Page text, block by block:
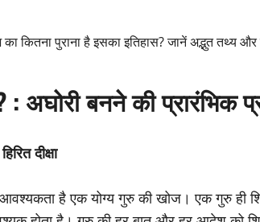
पुराना है इसका इतिहास? जानें अद्भुत तथ्य और
: अघोरी बनने की प्रारंभिक
दीक्षा
है एक योग्य गुरु की खोज। एक गुरु ही